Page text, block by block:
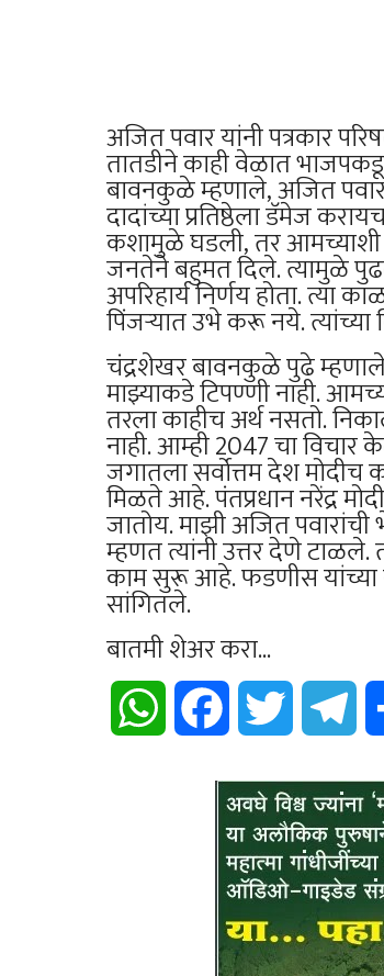
अजित पवार यांनी पत्रकार
तातडीने काही वेळात
बावनकुळे म्हणाले, अजित
दादांच्या प्रतिष्ठेला डॅमेज
कशामुळे घडली, तर आमच्याशी
जनतेने बहुमत दिले. त्यामुळे
अपरिहार्य निर्णय होता. त्या
पिंजऱ्यात उभे करू नये. त्यांच्या
चंद्रशेखर बावनकुळे पुढे
माझ्याकडे टिपण्णी नाही.
तरला काहीच अर्थ नसतो.
नाही. आम्ही 2047 चा विचार
जगातला सर्वोत्तम देश
मिळते आहे. पंतप्रधान नरेंद्र
जातोय. माझी अजित
म्हणत त्यांनी उत्तर देणे
काम सुरू आहे. फडणीस यांच्या
सांगितले.
बातमी शेअर करा...
WhatsApp Facebook Twitter